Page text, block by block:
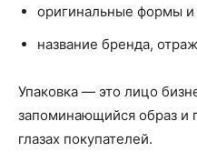
оригинальные формы
название бренда,
Упаковка — это лицо
запоминающийся образ и
глазах покупателей.